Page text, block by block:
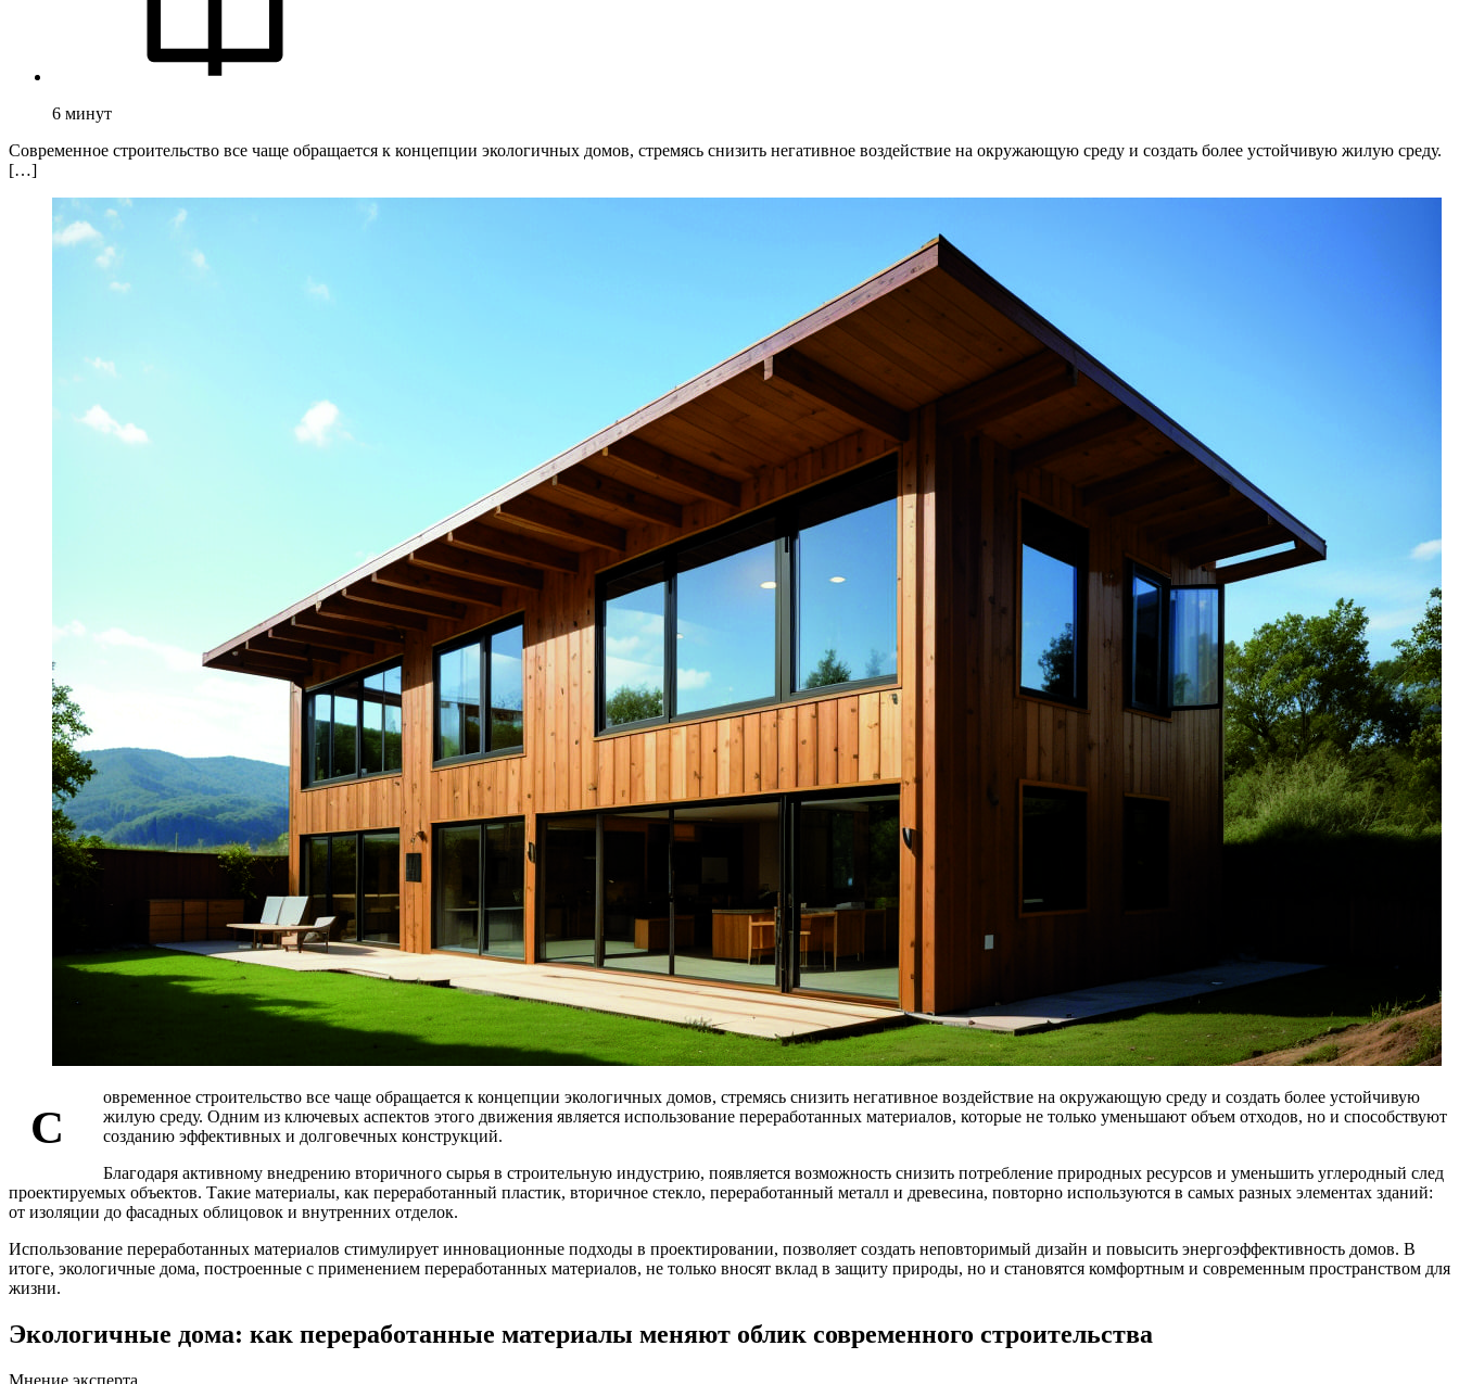
6 минут
Современное строительство все чаще обращается к концепции экологичных домов, стремясь снизить негативное воздействие на окружающую среду и создать более устойчивую жилую среду.
[…]
С
овременное строительство все чаще обращается к концепции экологичных домов, стремясь снизить негативное воздействие на окружающую среду и создать более устойчивую
жилую среду. Одним из ключевых аспектов этого движения является использование переработанных материалов, которые не только уменьшают объем отходов, но и способствуют
созданию эффективных и долговечных конструкций.
Благодаря активному внедрению вторичного сырья в строительную индустрию, появляется возможность снизить потребление природных ресурсов и уменьшить углеродный след
проектируемых объектов. Такие материалы, как переработанный пластик, вторичное стекло, переработанный металл и древесина, повторно используются в самых разных элементах зданий:
от изоляции до фасадных облицовок и внутренних отделок.
Использование переработанных материалов стимулирует инновационные подходы в проектировании, позволяет создать неповторимый дизайн и повысить энергоэффективность домов. В
итоге, экологичные дома, построенные с применением переработанных материалов, не только вносят вклад в защиту природы, но и становятся комфортным и современным пространством для
жизни.
Экологичные дома: как переработанные материалы меняют облик современного строительства
Мнение эксперта